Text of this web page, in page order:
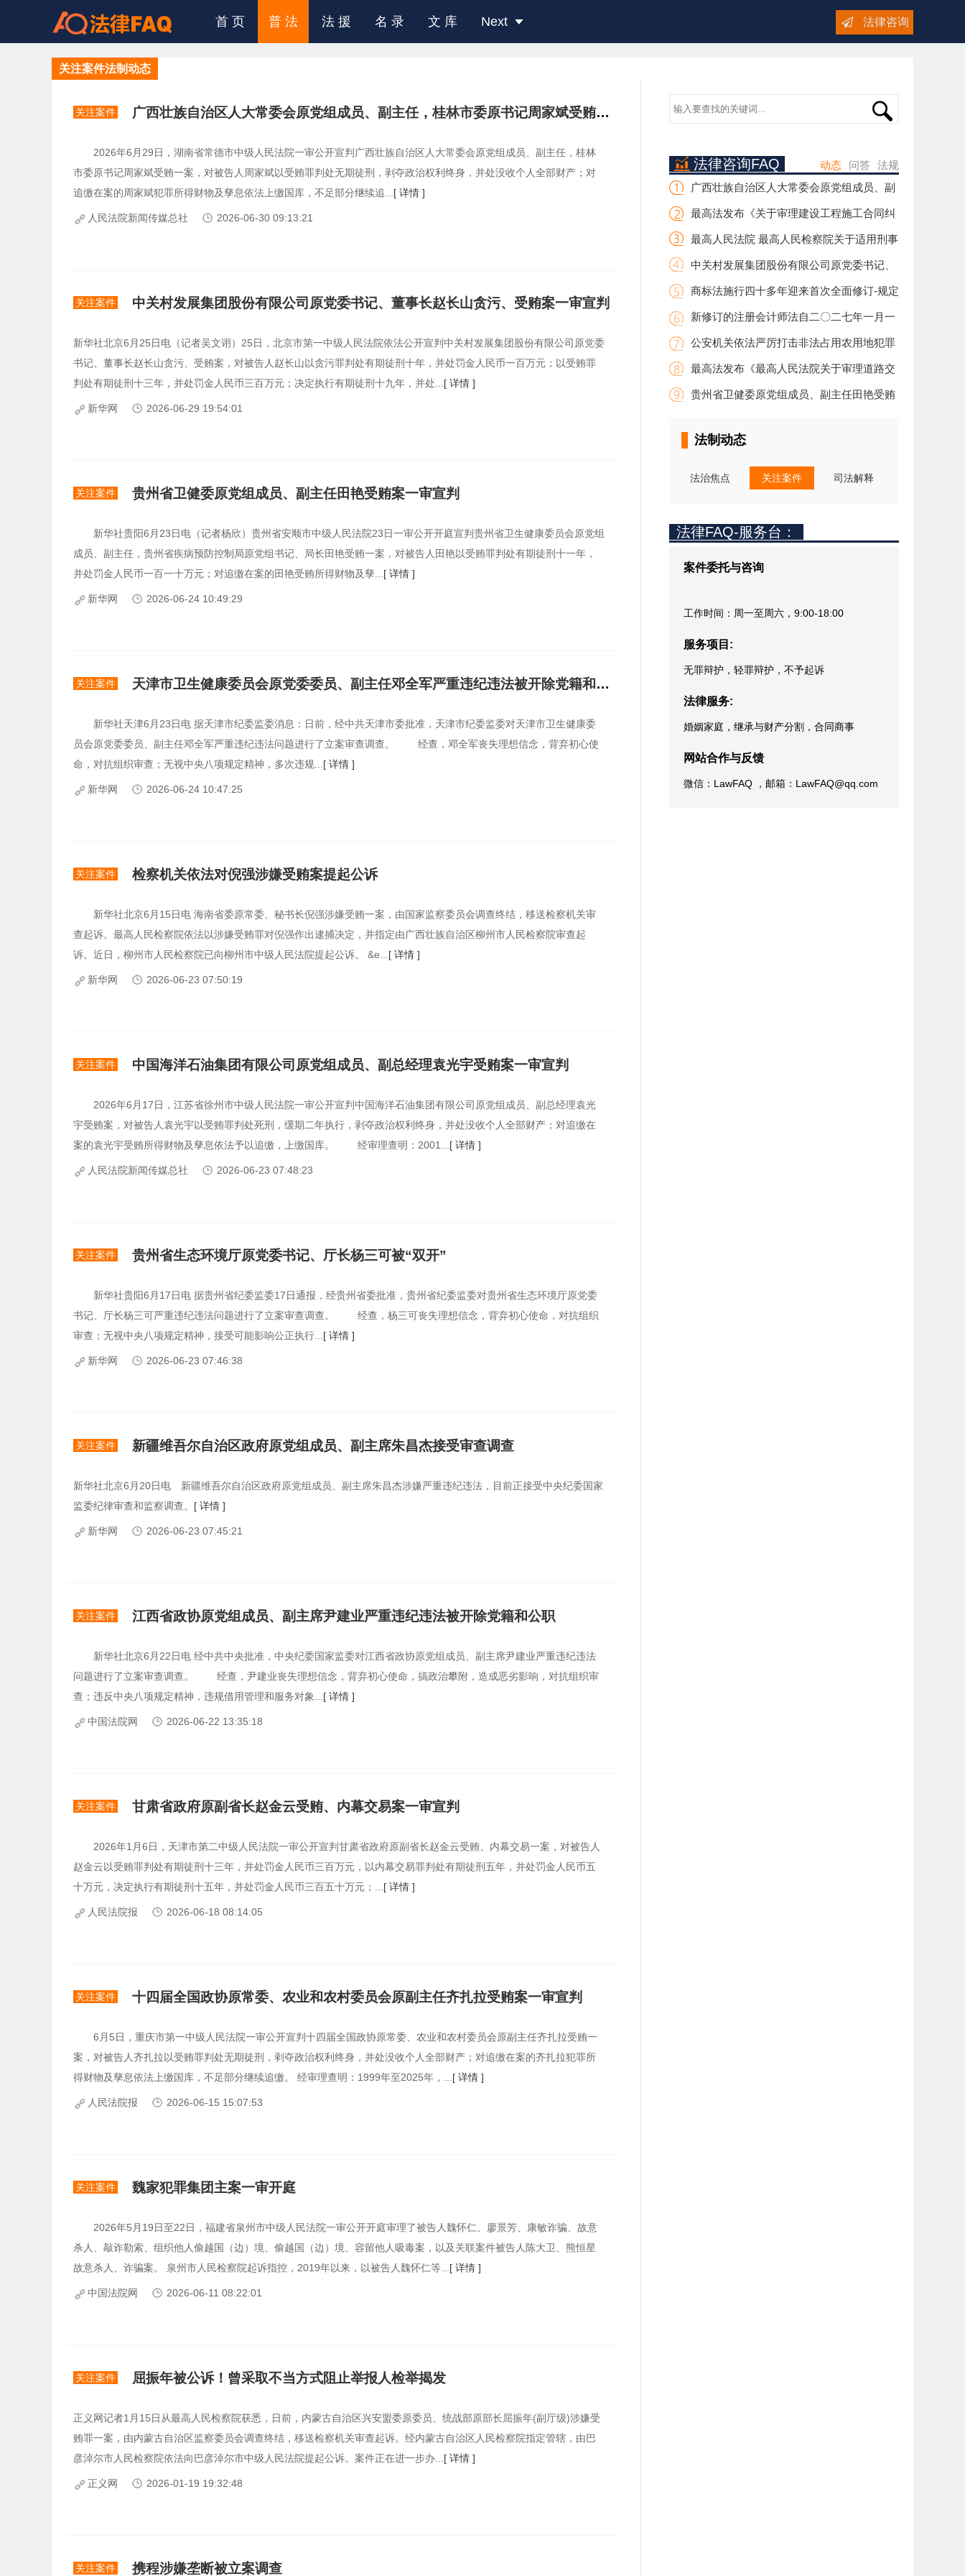
首 页 普 法 法 援 名 录 文 库 Next 法律咨询
关注案件法制动态
关注案件 广西壮族自治区人大常委会原党组成员、副主任，桂林市委原书记周家斌受贿案一审宣判
2026年6月29日，湖南省常德市中级人民法院一审公开宣判广西壮族自治区人大常委会原党组成员、副主任，桂林
市委原书记周家斌受贿一案，对被告人周家斌以受贿罪判处无期徒刑，剥夺政治权利终身，并处没收个人全部财产；对
追缴在案的周家斌犯罪所得财物及孳息依法上缴国库，不足部分继续追... [ 详情 ]
人民法院新闻传媒总社 2026-06-30 09:13:21
关注案件 中关村发展集团股份有限公司原党委书记、董事长赵长山贪污、受贿案一审宣判
新华社北京6月25日电（记者吴文诩）25日，北京市第一中级人民法院依法公开宣判中关村发展集团股份有限公司原党委
书记、董事长赵长山贪污、受贿案，对被告人赵长山以贪污罪判处有期徒刑十年，并处罚金人民币一百万元；以受贿罪
判处有期徒刑十三年，并处罚金人民币三百万元；决定执行有期徒刑十九年，并处... [ 详情 ]
新华网 2026-06-29 19:54:01
关注案件 贵州省卫健委原党组成员、副主任田艳受贿案一审宣判
新华社贵阳6月23日电（记者杨欣）贵州省安顺市中级人民法院23日一审公开开庭宣判贵州省卫生健康委员会原党组
成员、副主任，贵州省疾病预防控制局原党组书记、局长田艳受贿一案，对被告人田艳以受贿罪判处有期徒刑十一年，
并处罚金人民币一百一十万元；对追缴在案的田艳受贿所得财物及孳... [ 详情 ]
新华网 2026-06-24 10:49:29
关注案件 天津市卫生健康委员会原党委委员、副主任邓全军严重违纪违法被开除党籍和公职
新华社天津6月23日电 据天津市纪委监委消息：日前，经中共天津市委批准，天津市纪委监委对天津市卫生健康委
员会原党委委员、副主任邓全军严重违纪违法问题进行了立案审查调查。 经查，邓全军丧失理想信念，背弃初心使
命，对抗组织审查；无视中央八项规定精神，多次违规... [ 详情 ]
新华网 2026-06-24 10:47:25
关注案件 检察机关依法对倪强涉嫌受贿案提起公诉
新华社北京6月15日电 海南省委原常委、秘书长倪强涉嫌受贿一案，由国家监察委员会调查终结，移送检察机关审
查起诉。最高人民检察院依法以涉嫌受贿罪对倪强作出逮捕决定，并指定由广西壮族自治区柳州市人民检察院审查起
诉。近日，柳州市人民检察院已向柳州市中级人民法院提起公诉。 &e... [ 详情 ]
新华网 2026-06-23 07:50:19
关注案件 中国海洋石油集团有限公司原党组成员、副总经理袁光宇受贿案一审宣判
2026年6月17日，江苏省徐州市中级人民法院一审公开宣判中国海洋石油集团有限公司原党组成员、副总经理袁光
宇受贿案，对被告人袁光宇以受贿罪判处死刑，缓期二年执行，剥夺政治权利终身，并处没收个人全部财产；对追缴在
案的袁光宇受贿所得财物及孳息依法予以追缴，上缴国库。 经审理查明：2001... [ 详情 ]
人民法院新闻传媒总社 2026-06-23 07:48:23
关注案件 贵州省生态环境厅原党委书记、厅长杨三可被“双开”
新华社贵阳6月17日电 据贵州省纪委监委17日通报，经贵州省委批准，贵州省纪委监委对贵州省生态环境厅原党委
书记、厅长杨三可严重违纪违法问题进行了立案审查调查。 经查，杨三可丧失理想信念，背弃初心使命，对抗组织
审查；无视中央八项规定精神，接受可能影响公正执行... [ 详情 ]
新华网 2026-06-23 07:46:38
关注案件 新疆维吾尔自治区政府原党组成员、副主席朱昌杰接受审查调查
新华社北京6月20日电 新疆维吾尔自治区政府原党组成员、副主席朱昌杰涉嫌严重违纪违法，目前正接受中央纪委国家
监委纪律审查和监察调查。 [ 详情 ]
新华网 2026-06-23 07:45:21
关注案件 江西省政协原党组成员、副主席尹建业严重违纪违法被开除党籍和公职
新华社北京6月22日电 经中共中央批准，中央纪委国家监委对江西省政协原党组成员、副主席尹建业严重违纪违法
问题进行了立案审查调查。 经查，尹建业丧失理想信念，背弃初心使命，搞政治攀附，造成恶劣影响，对抗组织审
查；违反中央八项规定精神，违规借用管理和服务对象... [ 详情 ]
中国法院网 2026-06-22 13:35:18
关注案件 甘肃省政府原副省长赵金云受贿、内幕交易案一审宣判
2026年1月6日，天津市第二中级人民法院一审公开宣判甘肃省政府原副省长赵金云受贿、内幕交易一案，对被告人
赵金云以受贿罪判处有期徒刑十三年，并处罚金人民币三百万元，以内幕交易罪判处有期徒刑五年，并处罚金人民币五
十万元，决定执行有期徒刑十五年，并处罚金人民币三百五十万元；... [ 详情 ]
人民法院报 2026-06-18 08:14:05
关注案件 十四届全国政协原常委、农业和农村委员会原副主任齐扎拉受贿案一审宣判
6月5日，重庆市第一中级人民法院一审公开宣判十四届全国政协原常委、农业和农村委员会原副主任齐扎拉受贿一
案，对被告人齐扎拉以受贿罪判处无期徒刑，剥夺政治权利终身，并处没收个人全部财产；对追缴在案的齐扎拉犯罪所
得财物及孳息依法上缴国库，不足部分继续追缴。 经审理查明：1999年至2025年，... [ 详情 ]
人民法院报 2026-06-15 15:07:53
关注案件 魏家犯罪集团主案一审开庭
2026年5月19日至22日，福建省泉州市中级人民法院一审公开开庭审理了被告人魏怀仁、廖景芳、康敏诈骗、故意
杀人、敲诈勒索、组织他人偷越国（边）境、偷越国（边）境、容留他人吸毒案，以及关联案件被告人陈大卫、熊恒星
故意杀人、诈骗案。 泉州市人民检察院起诉指控，2019年以来，以被告人魏怀仁等... [ 详情 ]
中国法院网 2026-06-11 08:22:01
关注案件 屈振年被公诉！曾采取不当方式阻止举报人检举揭发
正义网记者1月15日从最高人民检察院获悉，日前，内蒙古自治区兴安盟委原委员、统战部原部长屈振年(副厅级)涉嫌受
贿罪一案，由内蒙古自治区监察委员会调查终结，移送检察机关审查起诉。经内蒙古自治区人民检察院指定管辖，由巴
彦淖尔市人民检察院依法向巴彦淖尔市中级人民法院提起公诉。案件正在进一步办... [ 详情 ]
正义网 2026-01-19 19:32:48
关注案件 携程涉嫌垄断被立案调查
动态 问答 法规
法律咨询FAQ
广西壮族自治区人大常委会原党组成员、副
主任，桂林市委原书记周家斌受贿案一审宣判
最高法发布《关于审理建设工程施工合同纠
纷案件适用法律问题的解释（二）》
最高人民法院 最高人民检察院关于适用刑事
缺席审判程序若干问题的规定
中关村发展集团股份有限公司原党委书记、
董事长赵长山贪污、受贿案一审宣判
商标法施行四十多年迎来首次全面修订-规定
人民法院审理不正当竞争案件时，可对商标驰名
情况作出“确认”
新修订的注册会计师法自二〇二七年一月一
日起施行-完善监管措施、加大责任追究力度
公安机关依法严厉打击非法占用农用地犯罪
最高法发布《最高人民法院关于审理道路交
通事故损害赔偿案件适用法律若干问题的解释
贵州省卫健委原党组成员、副主任田艳受贿
法制动态
法治焦点 关注案件 司法解释
法律FAQ-服务台：
案件委托与咨询
工作时间：周一至周六，9:00-18:00
服务项目:
无罪辩护，轻罪辩护，不予起诉
法律服务:
婚姻家庭，继承与财产分割，合同商事
网站合作与反馈
微信：LawFAQ ，邮箱：LawFAQ@qq.com